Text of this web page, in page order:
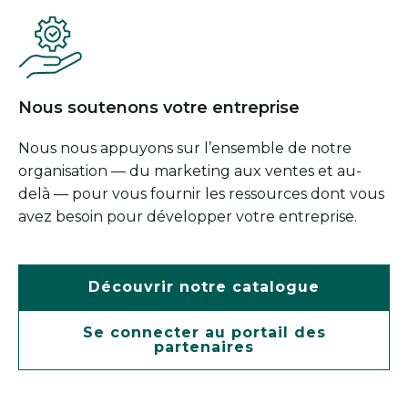
Nous soutenons votre entreprise
Nous nous appuyons sur l’ensemble de notre
organisation — du marketing aux ventes et au-
delà — pour vous fournir les ressources dont vous
avez besoin pour développer votre entreprise.
Découvrir notre catalogue
Se connecter au portail des
partenaires